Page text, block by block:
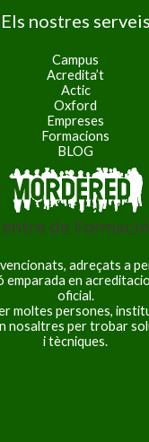
Els nostres serveis
Campus
Acredita’t
Actic
Oxford
Empreses
Formacions
BLOG
de
adreçats a
emparada en
oficial.
moltes persones,
nosaltres per trobar
i tècniques.